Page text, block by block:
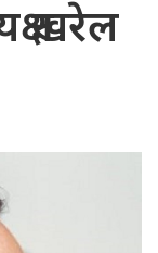
खरेल